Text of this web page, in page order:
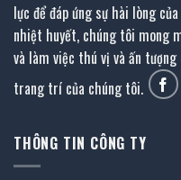
lực để đáp ứng sự hài lòng
nhiệt huyết, chúng tôi mong
và làm việc thú vị và ấn
trang trí của chúng tôi.
THÔNG TIN CÔNG TY